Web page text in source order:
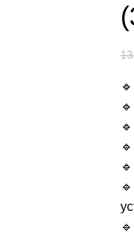
🔹
🔹
🔹
🔹
🔹
🔹
🔹